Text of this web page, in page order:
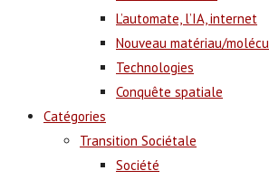
L’automate, l’IA, internet
Nouveau matériau/
Technologies
Conquête spatiale
Catégories
Transition Sociétale
Société